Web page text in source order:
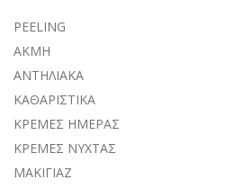
PEELING
ΑΚΜΗ
ΑΝΤΗΛΙΑΚA
ΚΑΘΑΡΙΣΤΙΚΑ
ΚΡΕΜΕΣ ΗΜΕΡΑΣ
ΚΡΕΜΕΣ ΝΥΧΤΑΣ
ΜΑΚΙΓΙΑΖ